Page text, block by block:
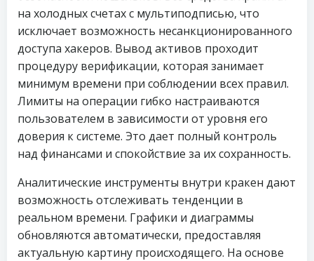
на холодных счетах с мультиподписью, что
исключает возможность несанкционированного
доступа хакеров. Вывод активов проходит
процедуру верификации, которая занимает
минимум времени при соблюдении всех правил.
Лимиты на операции гибко настраиваются
пользователем в зависимости от уровня его
доверия к системе. Это дает полный контроль
над финансами и спокойствие за их сохранность.
Аналитические инструменты внутри кракен дают
возможность отслеживать тенденции в
реальном времени. Графики и диаграммы
обновляются автоматически, предоставляя
актуальную картину происходящего. На основе